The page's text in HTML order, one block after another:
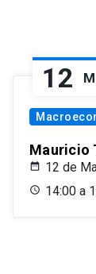
12
Mauricio
12 de
14:00 a